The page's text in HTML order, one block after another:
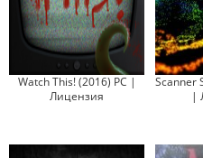
Watch This! (2016) PC |
Лицензия
Scanner
|